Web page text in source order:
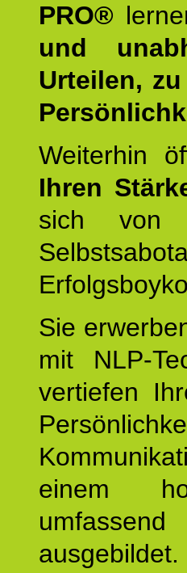
PRO®
und
Urteilen,
Weiterhin
Ihren
sich von
Sie
mit NLP-
vertiefen
einem